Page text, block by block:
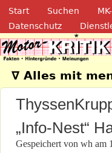
Direkt
Navigation
Start Suchen
Datenschutz
Motor-
∇ Alles mit
„Info-Nest“
Gespeichert von wh am